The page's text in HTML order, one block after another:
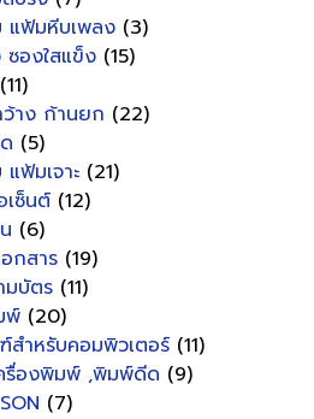
แฟ้มหีบเพลง (3)
องใสแข็ง (15)
(11)
าง ก้านยก (22)
(5)
ฟ้มเจาะ (21)
เซ็นต์ (12)
(6)
กสาร (19)
มบัตร (11)
พ์ (20)
ำหรับคอมพิวเตอร์ (11)
รื่องพิมพ์ ,พิมพ์ดีด (9)
(7)